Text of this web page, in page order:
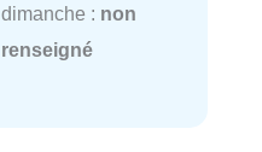
dimanche : non
renseigné